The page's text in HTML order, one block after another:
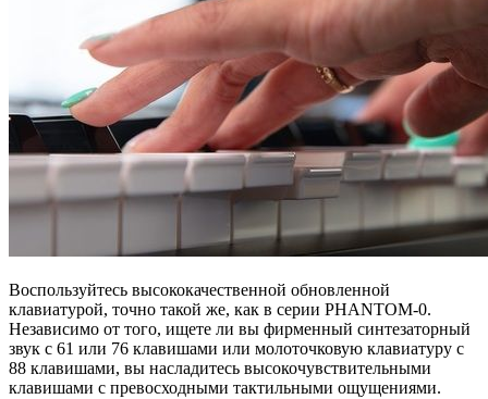
Воспользуйтесь высококачественной обновленной
клавиатурой, точно такой же, как в серии PHANTOM-0.
Независимо от того, ищете ли вы фирменный синтезаторный
звук с 61 или 76 клавишами или молоточковую клавиатуру с
88 клавишами, вы насладитесь высокочувствительными
клавишами с превосходными тактильными ощущениями.